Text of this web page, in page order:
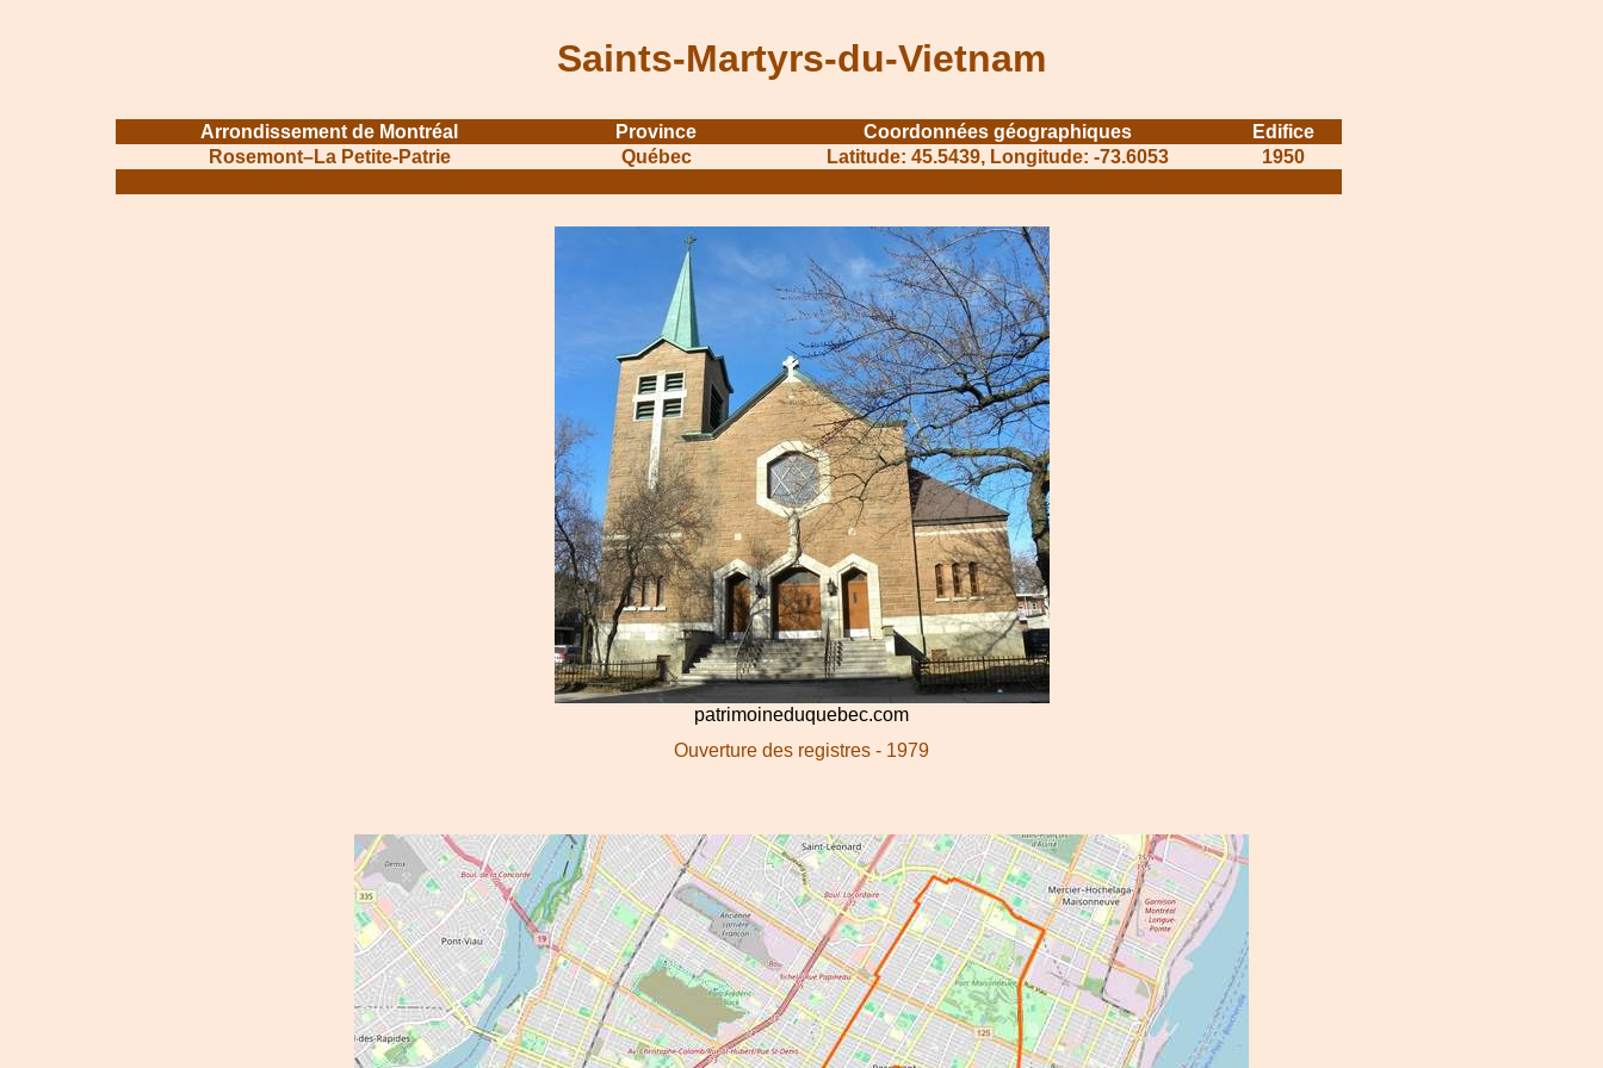
Saints-Martyrs-du-Vietnam
Arrondissement de Montréal Province Coordonnées géographiques
Edifice
Rosemont–La Petite-Patrie
Québec Latitude: 45.5439, Longitude: -73.6053
1950
patrimoineduquebec.com
Ouverture des registres - 1979